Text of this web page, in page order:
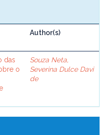
Author(s)
das
o
Souza Neta,
Severina Dulce Davi
de